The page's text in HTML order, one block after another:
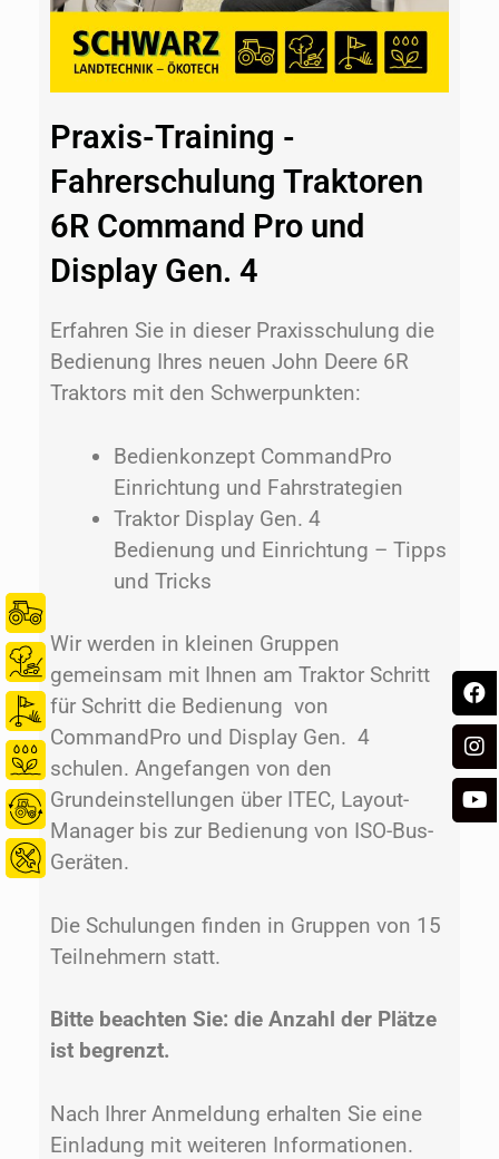
Praxis-Training -
Fahrerschulung Traktoren
6R Command Pro und
Display Gen. 4
Erfahren Sie in dieser Praxisschulung die
Bedienung Ihres neuen John Deere 6R
Traktors mit den Schwerpunkten:
Bedienkonzept CommandPro
Einrichtung und Fahrstrategien
Traktor Display Gen. 4
Bedienung und Einrichtung – Tipps
und Tricks
Wir werden in kleinen Gruppen
gemeinsam mit Ihnen am Traktor Schritt
für Schritt die Bedienung von
CommandPro und Display Gen. 4
schulen. Angefangen von den
Grundeinstellungen über ITEC, Layout-
Manager bis zur Bedienung von ISO-Bus-
Geräten.
Die Schulungen finden in Gruppen von 15
Teilnehmern statt.
Bitte beachten Sie: die Anzahl der Plätze
ist begrenzt.
Nach Ihrer Anmeldung erhalten Sie eine
Einladung mit weiteren Informationen.